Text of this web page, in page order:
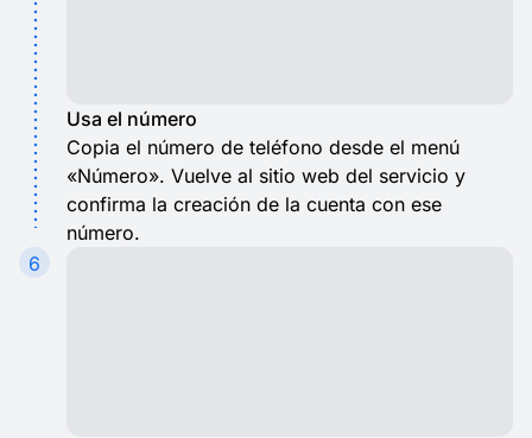
Usa el número
Copia el número de teléfono desde el menú
«Número». Vuelve al sitio web del servicio y
confirma la creación de la cuenta con ese
número.
6